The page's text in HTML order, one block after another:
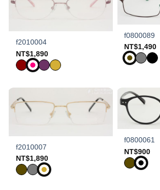
f2010004
NT$1,890
f0800089
NT$1,490
f2010007
NT$1,890
f0800061
NT$900